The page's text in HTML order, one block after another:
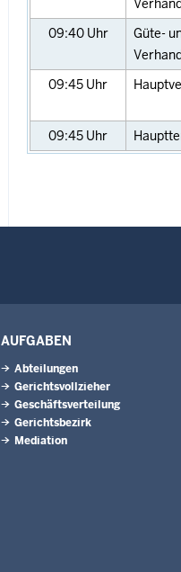
09:40 Uhr
Güte-
09:45 Uhr
09:45 Uhr
AUFGABEN
Abteilungen
Gerichtsvollzieher
Geschäftsverteilung
Gerichtsbezirk
Mediation